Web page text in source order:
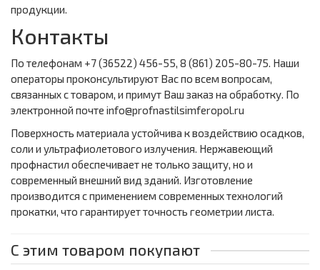
продукции.
Контакты
По телефонам +7 (36522) 456-55, 8 (861) 205-80-75. Наши
операторы проконсультируют Вас по всем вопросам,
связанных с товаром, и примут Ваш заказ на обработку. По
электронной почте info@profnastilsimferopol.ru
Поверхность материала устойчива к воздействию осадков,
соли и ультрафиолетового излучения. Нержавеющий
профнастил обеспечивает не только защиту, но и
современный внешний вид зданий. Изготовление
производится с применением современных технологий
прокатки, что гарантирует точность геометрии листа.
С этим товаром покупают